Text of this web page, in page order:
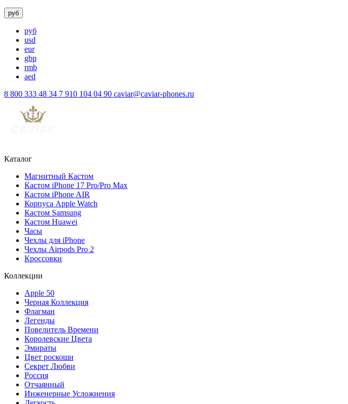
руб
руб
usd
eur
gbp
rmb
aed
8 800 333 48 34 7 910 104 04 90 caviar@caviar-phones.ru
Каталог
Магнитный Кастом
Кастом iPhone 17 Pro/Pro Max
Кастом iPhone AIR
Корпуса Apple Watch
Кастом Samsung
Кастом Huawei
Часы
Чехлы для iPhone
Чехлы Airpods Pro 2
Кроссовки
Коллекции
Apple 50
Черная Коллекция
Флагман
Легенды
Повелитель Времени
Королевские Цвета
Эмираты
Цвет роскоши
Секрет Любви
Россия
Отчаянный
Инженерные Усложнения